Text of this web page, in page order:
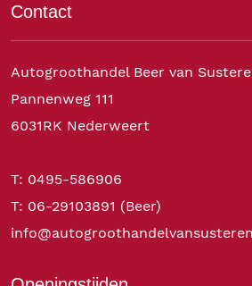
Contact
Autogroothandel Beer van
Pannenweg 111
6031RK Nederweert
T: 0495-586906
T: 06-29103891 (Beer)